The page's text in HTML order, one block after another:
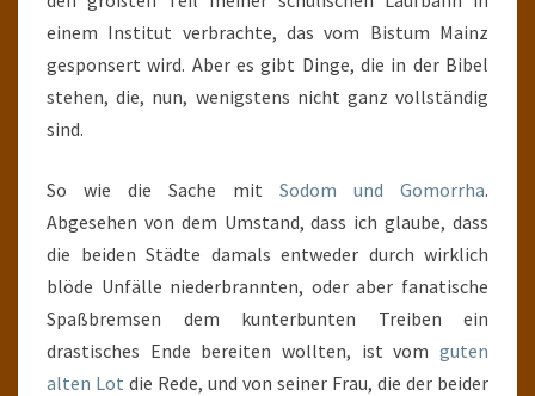
einem Institut verbrachte, das vom Bistum Mainz
gesponsert wird. Aber es gibt Dinge, die in der Bibel
stehen, die, nun, wenigstens nicht ganz vollständig
sind.
So wie die Sache mit Sodom und Gomorrha.
Abgesehen von dem Umstand, dass ich glaube, dass
die beiden Städte damals entweder durch wirklich
blöde Unfälle niederbrannten, oder aber fanatische
Spaßbremsen dem kunterbunten Treiben ein
drastisches Ende bereiten wollten, ist vom guten
alten Lot die Rede, und von seiner Frau, die der beider